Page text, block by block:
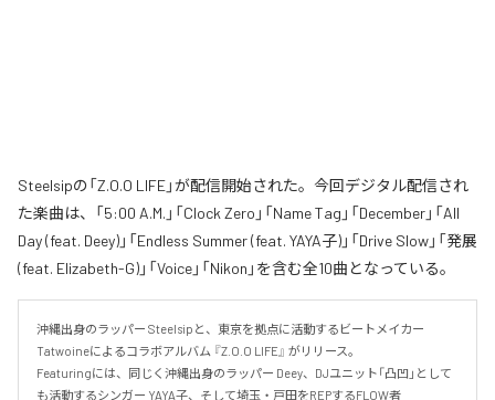
Steelsipの「Z.O.O LIFE」が配信開始された。今回デジタル配信され
た楽曲は、「5:00 A.M.」「Clock Zero」「Name Tag」「December」「All
Day (feat. Deey)」「Endless Summer (feat. YAYA子)」「Drive Slow」「発展
(feat. Elizabeth-G)」「Voice」「Nikon」を含む全10曲となっている。
沖縄出身のラッパー Steelsipと、東京を拠点に活動するビートメイカー
Tatwoineによるコラボアルバム 『Z.O.O LIFE』 がリリース。
Featuringには、同じく沖縄出身のラッパー Deey、DJユニット「凸凹」として
も活動するシンガー YAYA子、そして埼玉・戸田をREPするFLOW者